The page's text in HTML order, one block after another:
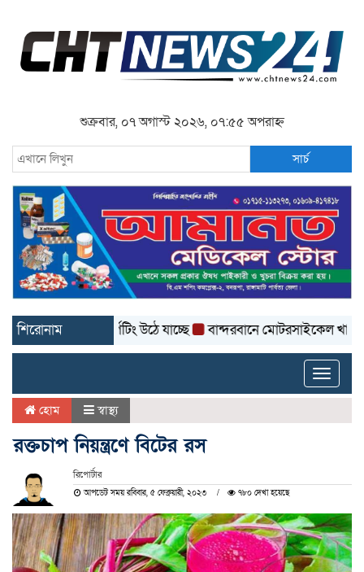
শুক্রবার, ০৭ অগাস্ট ২০২৬, ০৭:৫৫ অপরাহ্ন
সার্চ
শিরোনাম
সড়কের কার্পেটিং উঠে যাচ্ছে বান্দরবানে মোটরসাইকেল খাদে পড়ে
Toggle
হোম স্বাস্থ্য
রক্তচাপ নিয়ন্ত্রণে বিটের রস
রিপোর্টার
আপডেট সময় রবিবার, ৫ ফেব্রুয়ারী, ২০২৩ ৭৮০ দেখা হয়েছে